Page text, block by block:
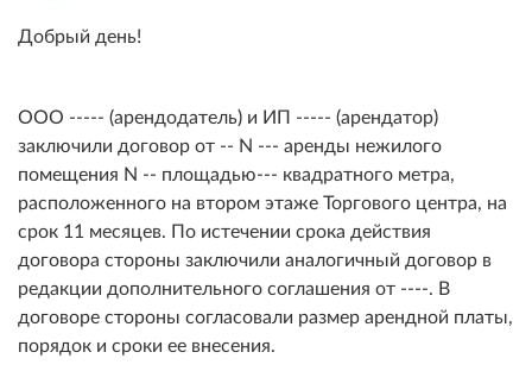
Добрый день!
ООО ----- (арендодатель) и ИП ----- (арендатор)
заключили договор от -- N --- аренды нежилого
помещения N -- площадью--- квадратного метра,
расположенного на втором этаже Торгового центра, на
срок 11 месяцев. По истечении срока действия
договора стороны заключили аналогичный договор в
редакции дополнительного соглашения от ----. В
договоре стороны согласовали размер арендной платы,
порядок и сроки ее внесения.